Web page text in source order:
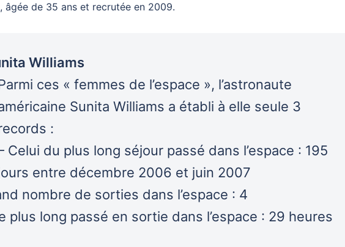
âgée de 35 ans et recrutée en 2009.
Williams
ces « femmes de l’espace », l’astronaute
Sunita Williams a établi à elle seule 3
:
Celui du plus long séjour passé dans l’espace : 195
entre décembre 2006 et juin 2007
nombre de sorties dans l’espace : 4
plus long passé en sortie dans l’espace : 29 heures